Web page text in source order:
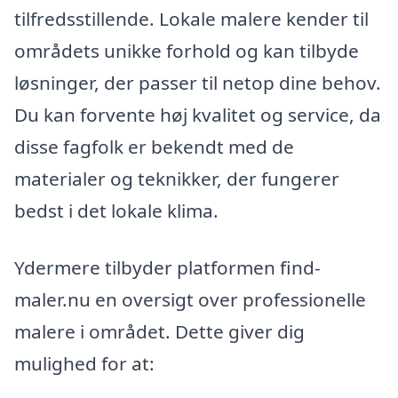
tilfredsstillende. Lokale malere kender til
områdets unikke forhold og kan tilbyde
løsninger, der passer til netop dine behov.
Du kan forvente høj kvalitet og service, da
disse fagfolk er bekendt med de
materialer og teknikker, der fungerer
bedst i det lokale klima.
Ydermere tilbyder platformen find-
maler.nu en oversigt over professionelle
malere i området. Dette giver dig
mulighed for at: